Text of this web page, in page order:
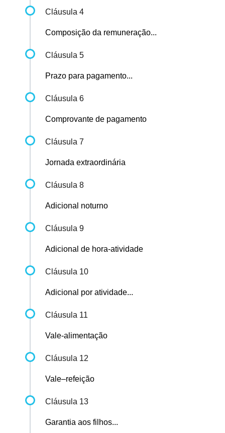
Cláusula 4
Composição da remuneração...
Cláusula 5
Prazo para pagamento...
Cláusula 6
Comprovante de pagamento
Cláusula 7
Jornada extraordinária
Cláusula 8
Adicional noturno
Cláusula 9
Adicional de hora-atividade
Cláusula 10
Adicional por atividade...
Cláusula 11
Vale-alimentação
Cláusula 12
Vale–refeição
Cláusula 13
Garantia aos filhos...